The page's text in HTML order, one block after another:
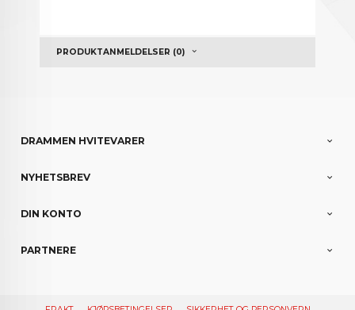
PRODUKTANMELDELSER (0)
DRAMMEN HVITEVARER
NYHETSBREV
DIN KONTO
PARTNERE